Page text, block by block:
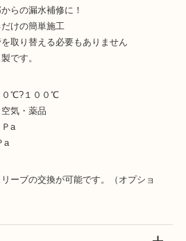
らの漏水補修に！
けの簡単施工
取り替える必要もありません
です。
０℃?１００℃
気・薬品
a
a
ーブの交換が可能です。（オプショ